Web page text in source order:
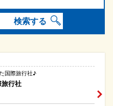
検索する
国際旅行社♪
行社